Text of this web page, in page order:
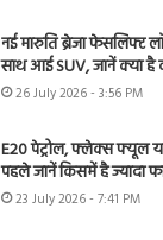
नई मारुति ब्रेजा फेसलिफ्ट
साथ आई SUV, जानें क्या है
26 July 2026 - 3:56 PM
E20 पेट्रोल, फ्लेक्स फ्यूल
पहले जानें किसमें है ज्यादा
23 July 2026 - 7:41 PM